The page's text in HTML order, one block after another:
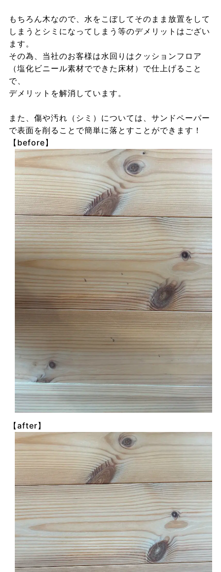
もちろん木なので、水をこぼしてそのまま放置をして
しまうとシミになってしまう等のデメリットはござい
ます。
その為、当社のお客様は水回りはクッションフロア
（塩化ビニール素材でできた床材）で仕上げること
で、
デメリットを解消しています。
また、傷や汚れ（シミ）については、サンドペーパー
で表面を削ることで簡単に落とすことができます！
【before】
【after】